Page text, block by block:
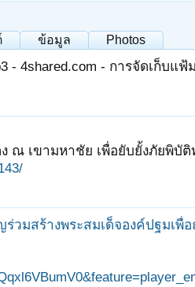
ข้อมูล Photos
- 4shared.com - การจัดเก็
ณ เขามหาชัย เพื่อยับยั้งภัยพิบัติ
ร่วมสร้างพระสมเด็จองค์ปฐมเพื่